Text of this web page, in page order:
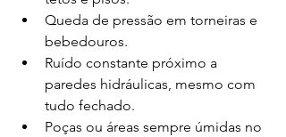
Queda de pressão em torneiras e
bebedouros.
Ruído constante próximo a
paredes hidráulicas, mesmo com
tudo fechado.
Poças ou áreas sempre úmidas no